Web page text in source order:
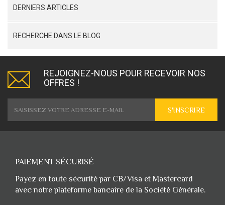
DERNIERS ARTICLES
RECHERCHE DANS LE BLOG
REJOIGNEZ-NOUS POUR RECEVOIR NOS
OFFRES !
S'INSCRIRE
PAIEMENT SÉCURISÉ
Payez en toute sécurité par CB/Visa et Mastercard
avec notre plateforme bancaire de la Société Générale.